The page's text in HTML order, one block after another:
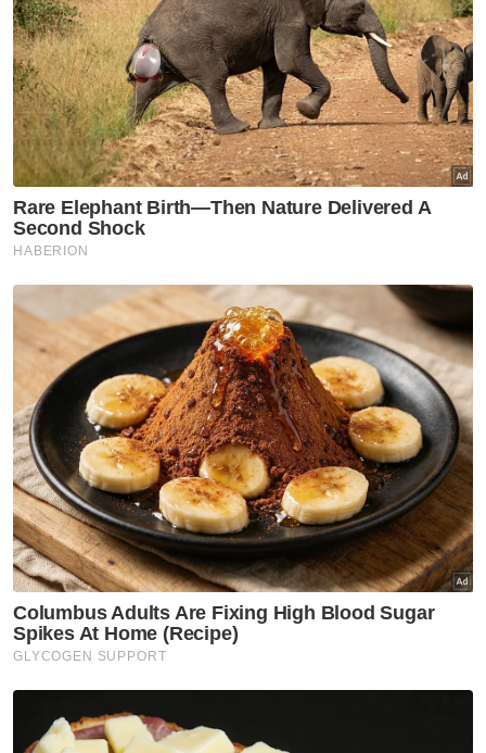
Ketua Polis Negara saman Papagomo RM3 juta
Fitnah makan babi: Polis rakam keterangan empat
individu
Polis rakam keterangan 3 saksi kes lelaki lintas
landasan Monorel Bukit Bintang
Muat turun aplikasi Sinar Harian.Klik di sini!
Rakam Keterangan
Titah Adendum
Najib Tun Razak